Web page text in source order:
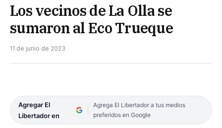
Los vecinos de La Olla se
sumaron al Eco Trueque
11 de junio de 2023
Agregar El
Libertador en
Agrega El Libertador a tus medios
preferidos en Google